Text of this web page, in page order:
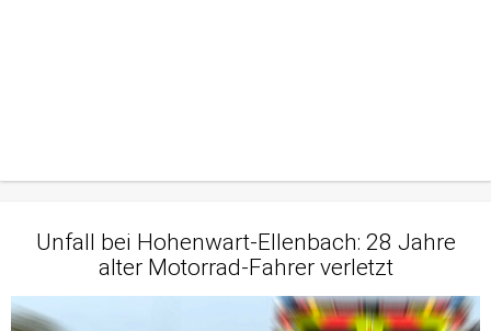
Unfall bei Hohenwart-Ellenbach: 28 Jahre
alter Motorrad-Fahrer verletzt